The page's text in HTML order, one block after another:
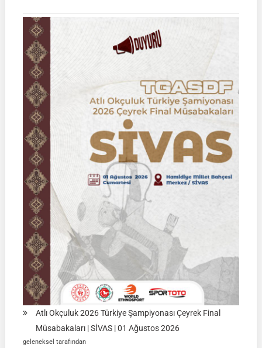
Federasyon
Müsabakası
02
Ağustos
2026
|
KÜTAHYA
|
İSİM
LİSTELERİ
Atlı Okçuluk 2026 Türkiye Şampiyonası Çeyrek Final
Müsabakaları | SİVAS | 01 Ağustos 2026
geleneksel tarafından